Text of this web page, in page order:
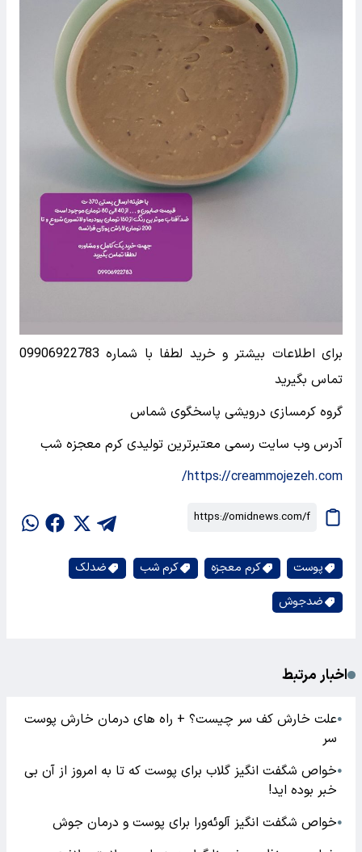
برای اطلاعات بیشتر و خرید لطفا با شماره 09906922783
تماس بگیرید
گروه کرمسازی درویشی پاسخگوی شماس
آدرس وب سایت رسمی معتبرترین تولیدی کرم معجزه شب
https://creammojezeh.com/
پوست کرم معجزه کرم شب
ضدلک
ضدجوش
اخبار مرتبط
●علت خارش کف سر چیست؟ + راه های درمان خارش پوست
سر
●خواص شگفت انگیز گلاب برای پوست که تا به امروز از آن بی
خبر بوده اید!
●خواص شگفت انگیز آلوئه‌ورا برای پوست و درمان جوش